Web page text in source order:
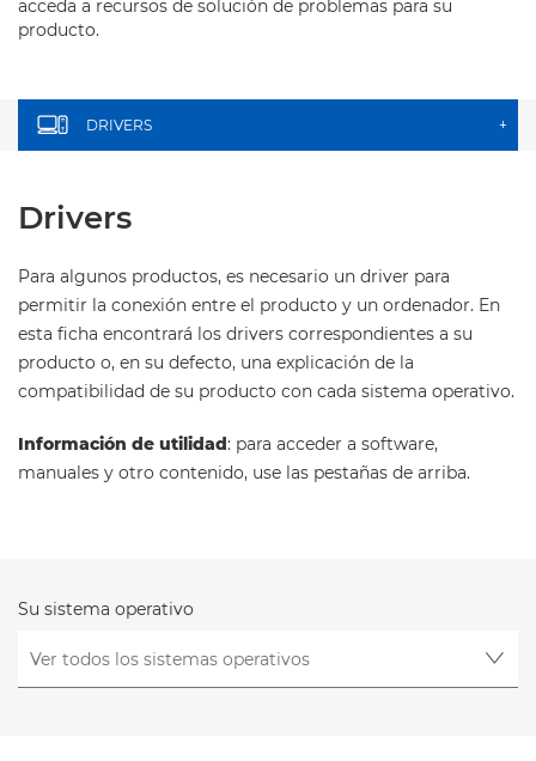
acceda a recursos de solución de problemas para su
producto.
DRIVERS +
Drivers
Para algunos productos, es necesario un driver para
permitir la conexión entre el producto y un ordenador. En
esta ficha encontrará los drivers correspondientes a su
producto o, en su defecto, una explicación de la
compatibilidad de su producto con cada sistema operativo.
Información de utilidad: para acceder a software,
manuales y otro contenido, use las pestañas de arriba.
Su sistema operativo